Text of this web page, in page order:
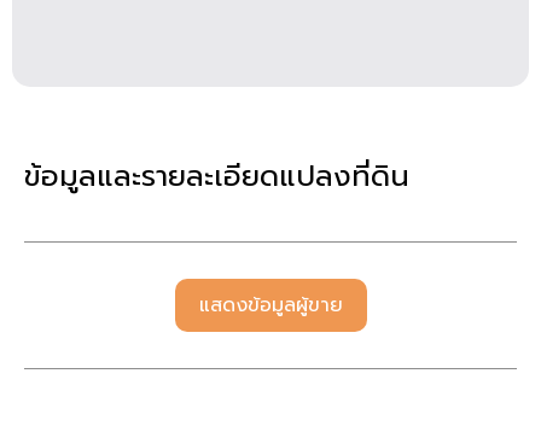
ข้อมูลและรายละเอียดแปลงที่ดิน
แสดงข้อมูลผู้ขาย